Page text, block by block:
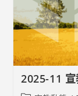
2025-11